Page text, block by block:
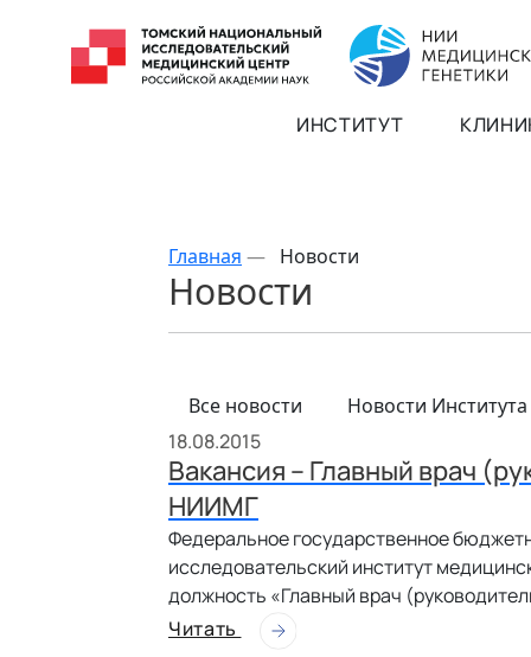
ИНСТИТУТ
Главная — Новости
Новости
Все новости
Новости Института
18.08.2015
Вакансия – Главный врач
НИИМГ
Федеральное государственное
исследовательский институт
должность «Главный врач
Читать